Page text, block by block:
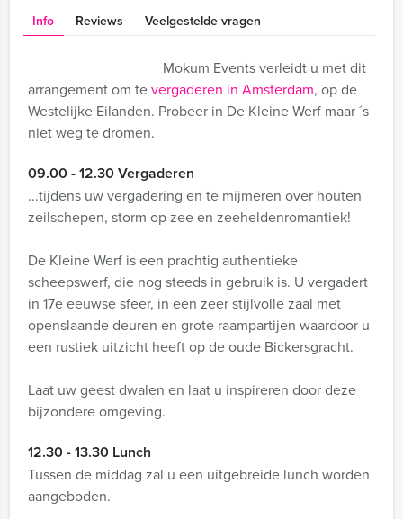
Info Reviews Veelgestelde vragen
Mokum Events verleidt u met dit
arrangement om tevergaderen in Amsterdam, op de
Westelijke Eilanden. Probeer in De Kleine Werf maar ´s
niet weg te dromen.
09.00 - 12.30 Vergaderen
...tijdens uw vergadering en te mijmeren over houten
zeilschepen, storm op zee en zeeheldenromantiek!
De Kleine Werf is een prachtig authentieke
scheepswerf, die nog steeds in gebruik is. U vergadert
in 17e eeuwse sfeer, in een zeer stijlvolle zaal met
openslaande deuren en grote raampartijen waardoor u
een rustiek uitzicht heeft op de oude Bickersgracht.
Laat uw geest dwalen en laat u inspireren door deze
bijzondere omgeving.
12.30 - 13.30 Lunch
Tussen de middag zal u een uitgebreide lunch worden
aangeboden.